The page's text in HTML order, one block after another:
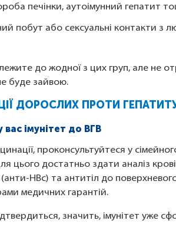
печінки, аутоімунний гепатит
побут або сексуальні контакти з
до жодної з цих груп, але не
буде зайвою.
ДОРОСЛИХ ПРОТИ
вас імунітет до ВГВ
проконсультуйтеся у
цього достатньо здати аналіз
HBc) та антитіл до
медичних гарантій.
значить, імунітет уже